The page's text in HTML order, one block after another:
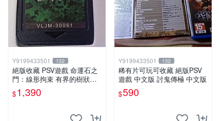
Y9199433501 132
絕版收藏 PSV遊戲 命運石之
門：線形拘束 有界的樹狀圖
日版 VLJM-30061
$1,390
Y9199433501 132
稀有片可玩可收藏 絕版PSV
遊戲 中文版 討鬼傳極 中文版
$590